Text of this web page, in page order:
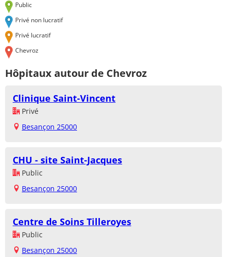
Public
Privé non lucratif
Privé lucratif
Chevroz
Hôpitaux autour de Chevroz
Clinique Saint-Vincent
Privé
Besançon 25000
CHU - site Saint-Jacques
Public
Besançon 25000
Centre de Soins Tilleroyes
Public
Besançon 25000